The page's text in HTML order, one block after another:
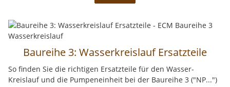
Baureihe 3: Wasserkreislauf Ersatzteile
So finden Sie die richtigen Ersatzteile für den Wasser-
Kreislauf und die Pumpeneinheit bei der Baureihe 3 ("NP...")